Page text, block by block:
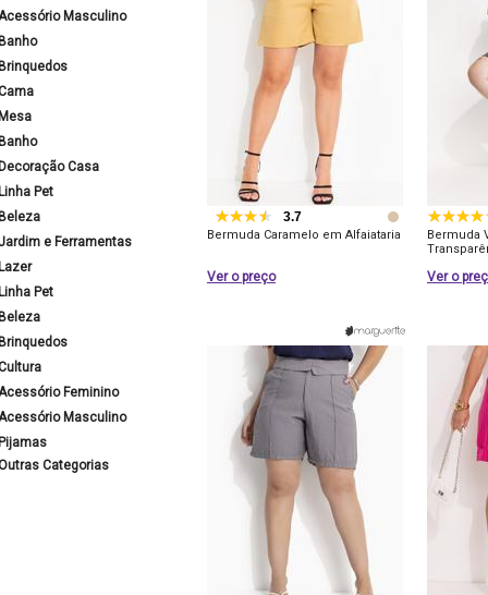
Masculino
Casa
Pet
e Ferramentas
Pet
Feminino
Masculino
Categorias
3.7
Bermuda Caramelo em Alfaiataria
Ver o preço
Bermuda
Ver o